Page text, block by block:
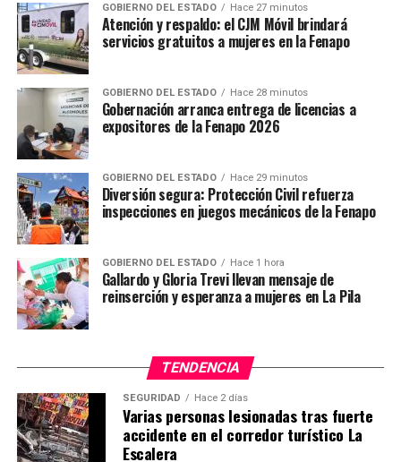
GOBIERNO DEL ESTADO Hace 27 minutos
Atención y respaldo: el CJM Móvil brindará
servicios gratuitos a mujeres en la Fenapo
GOBIERNO DEL ESTADO Hace 28 minutos
Gobernación arranca entrega de licencias a
expositores de la Fenapo 2026
GOBIERNO DEL ESTADO Hace 29 minutos
Diversión segura: Protección Civil refuerza
inspecciones en juegos mecánicos de la Fenapo
GOBIERNO DEL ESTADO Hace 1 hora
Gallardo y Gloria Trevi llevan mensaje de
reinserción y esperanza a mujeres en La Pila
TENDENCIA
SEGURIDAD Hace 2 días
Varias personas lesionadas tras fuerte
accidente en el corredor turístico La
Escalera